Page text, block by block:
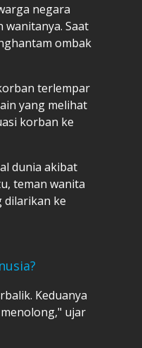
negara
wanitanya. Saat
ombak
terlempar
yang melihat
korban ke
dunia akibat
teman wanita
dilarikan ke
Keduanya
ujar